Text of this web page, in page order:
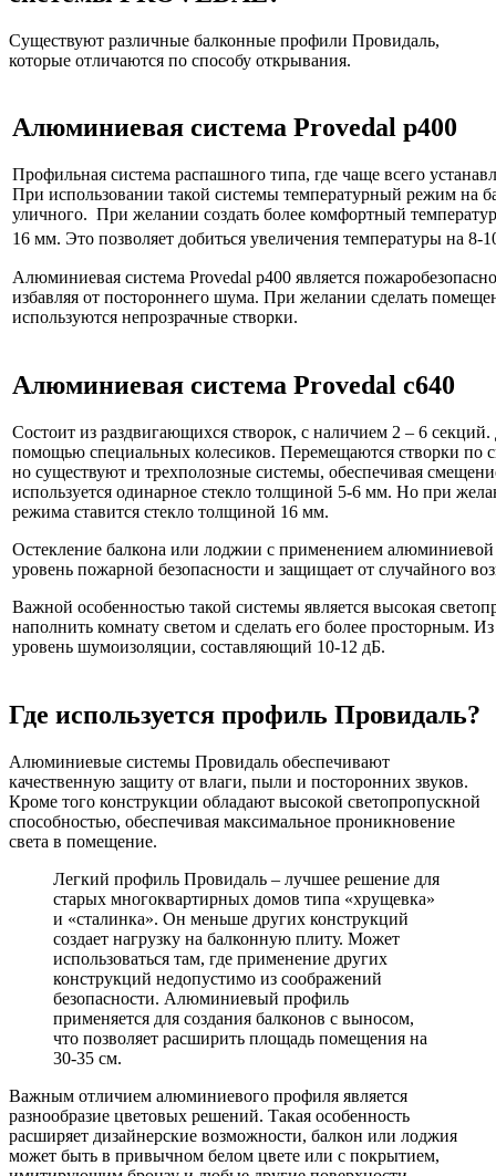
Существуют различные балконные профили Провидаль,
которые отличаются по способу открывания.
Алюминиевая система Provedal p400
Профильная система распашного типа, где чаще всего
При использовании такой системы температурный режим на
уличного. При желании создать более комфортный
16 мм. Это позволяет добиться увеличения температуры на 8-
Алюминиевая система Provedal p400 является
избавляя от постороннего шума. При желании сделать
используются непрозрачные створки.
Алюминиевая система Provedal c640
Состоит из раздвигающихся створок, с наличием 2 – 6
помощью специальных колесиков. Перемещаются створки по
но существуют и трехполозные системы, обеспечивая
используется одинарное стекло толщиной 5-6 мм. Но при
режима ставится стекло толщиной 16 мм.
Остекление балкона или лоджии с применением
уровень пожарной безопасности и защищает от случайного
Важной особенностью такой системы является высокая
наполнить комнату светом и сделать его более просторным.
уровень шумоизоляции, составляющий 10-12 дБ.
Где используется профиль Провидаль?
Алюминиевые системы Провидаль обеспечивают
качественную защиту от влаги, пыли и посторонних звуков.
Кроме того конструкции обладают высокой светопропускной
способностью, обеспечивая максимальное проникновение
света в помещение.
Легкий профиль Провидаль – лучшее решение для
старых многоквартирных домов типа «хрущевка»
и «сталинка». Он меньше других конструкций
создает нагрузку на балконную плиту. Может
использоваться там, где применение других
конструкций недопустимо из соображений
безопасности. Алюминиевый профиль
применяется для создания балконов с выносом,
что позволяет расширить площадь помещения на
30-35 см.
Важным отличием алюминиевого профиля является
разнообразие цветовых решений. Такая особенность
расширяет дизайнерские возможности, балкон или лоджия
может быть в привычном белом цвете или с покрытием,